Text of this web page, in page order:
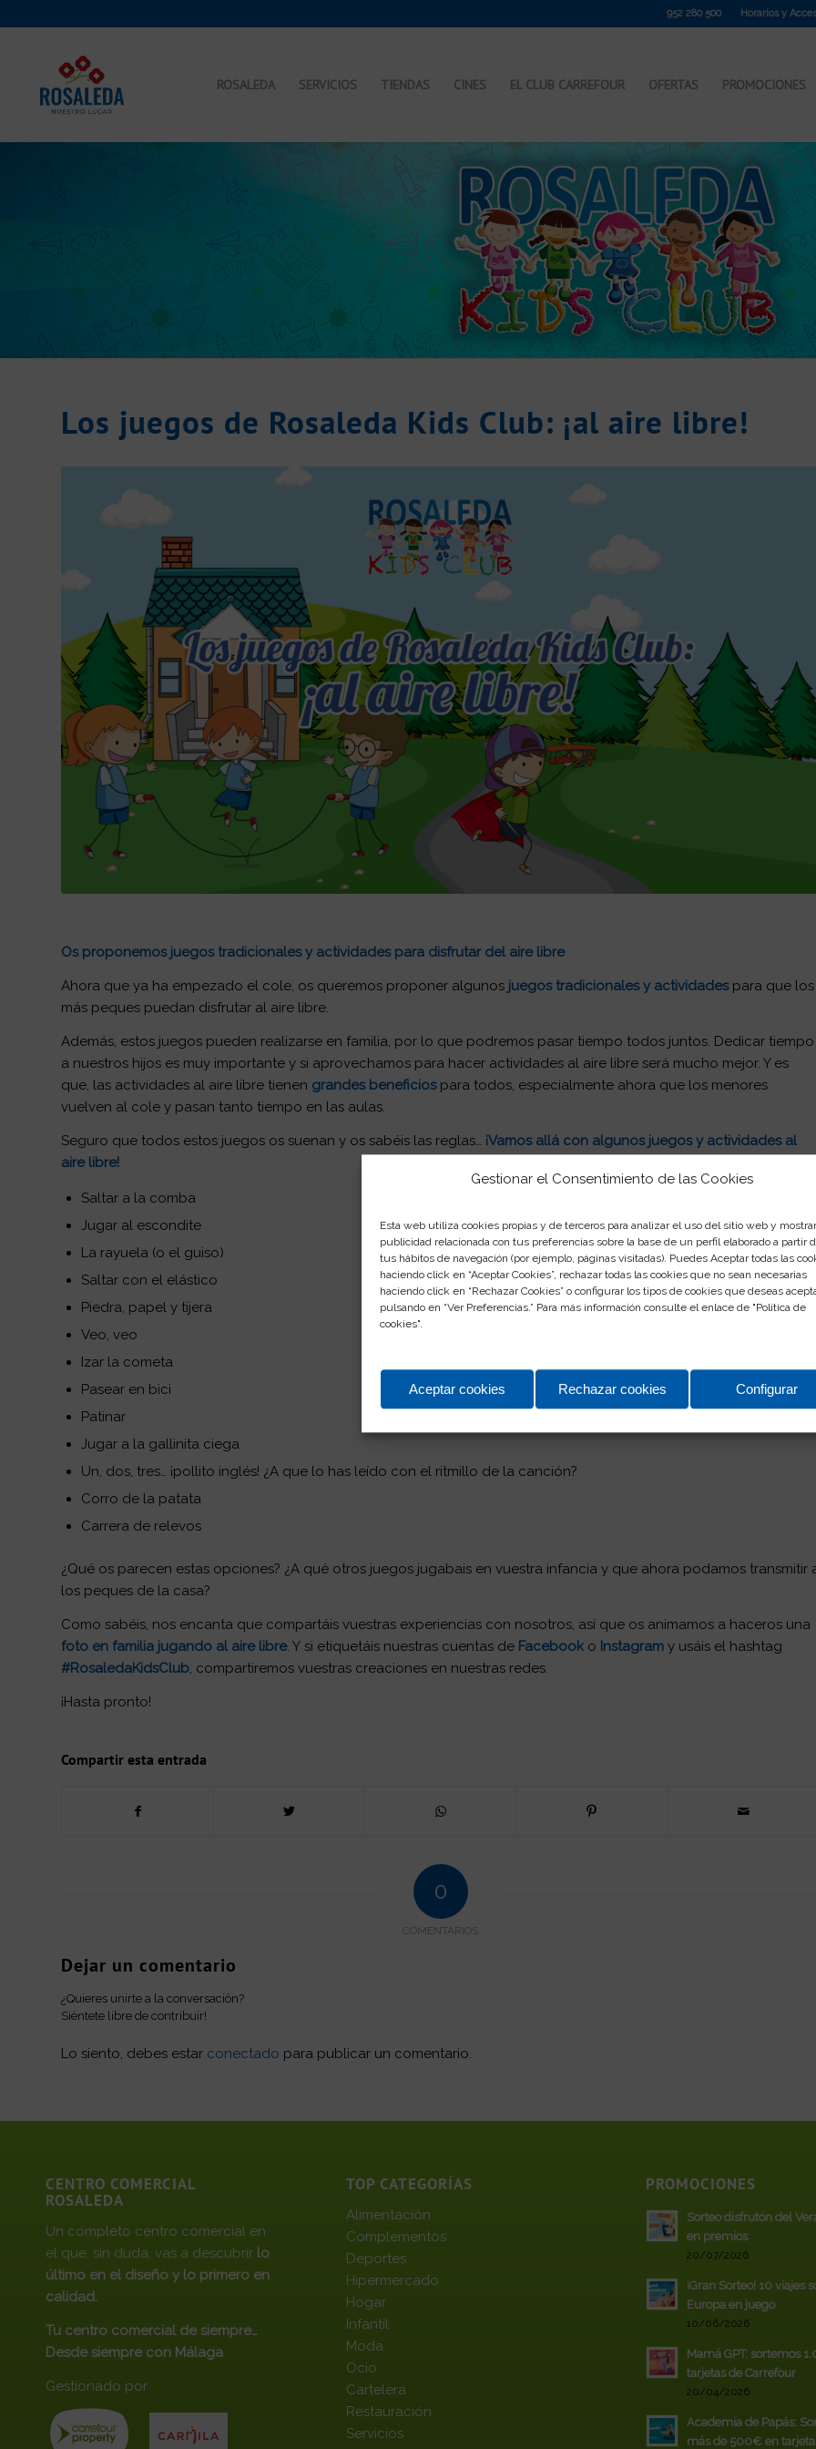
Gestionar el Consentimiento de las Cookies
Esta web utiliza cookies propias y de terceros para analizar el uso del sitio web y
publicidad relacionada con tus preferencias sobre la base de un perfil elaborado a partir
tus hábitos de navegación (por ejemplo, páginas visitadas). Puedes Aceptar todas las
haciendo click en “Aceptar Cookies”, rechazar todas las cookies que no sean necesarias
haciendo click en “Rechazar Cookies” o configurar los tipos de cookies que deseas
pulsando en “Ver Preferencias.” Para más información consulte el enlace de "Política de
cookies".
Aceptar cookies Rechazar cookies Configurar
952 280 500 Horarios y
ROSALEDA SERVICIOS TIENDAS CINES EL CLUB CARREFOUR OFERTAS PROMOCIONES
Los juegos de Rosaleda Kids Club: ¡al aire libre!
Os proponemos juegos tradicionales y actividades para disfrutar del aire libre
Ahora que ya ha empezado el cole, os queremos proponer algunos juegos tradicionales y actividadespara que los
más peques puedan disfrutar al aire libre.
Además, estos juegos pueden realizarse en familia, por lo que podremos pasar tiempo todos juntos. Dedicar tiempo
a nuestros hijos es muy importante y si aprovechamos para hacer actividades al aire libre será mucho mejor. Y es
que, las actividades al aire libre tienen grandes beneficiospara todos, especialmente ahora que los menores
vuelven al cole y pasan tanto tiempo en las aulas.
Seguro que todos estos juegos os suenan y os sabéis las reglas… ¡Vamos allá con algunos juegos y actividades al
aire libre!
Saltar a la comba
Jugar al escondite
La rayuela (o el guiso)
Saltar con el elástico
Piedra, papel y tijera
Veo, veo
Izar la cometa
Pasear en bici
Patinar
Jugar a la gallinita ciega
Un, dos, tres… ¡pollito inglés! ¿A que lo has leído con el ritmillo de la canción?
Corro de la patata
Carrera de relevos
¿Qué os parecen estas opciones? ¿A qué otros juegos jugabais en vuestra infancia y que ahora podamos transmitir
los peques de la casa?
Como sabéis, nos encanta que compartáis vuestras experiencias con nosotros, así que os animamos a haceros una
foto en familia jugando al aire libre. Y si etiquetáis nuestras cuentas de Facebook o Instagram y usáis el hashtag
#RosaledaKidsClub, compartiremos vuestras creaciones en nuestras redes.
¡Hasta pronto!
Compartir esta entrada
0
COMENTARIOS
Dejar un comentario
¿Quieres unirte a la conversación?
Siéntete libre de contribuir!
Lo siento, debes estar conectado para publicar un comentario.
CENTRO COMERCIAL
ROSALEDA
Un completo centro comercial en
el que, sin duda, vas a descubrir lo
último en el diseño y lo primero en
calidad.
Tu centro comercial de siempre…
Desde siempre con Málaga
Gestionado por
TOP CATEGORÍAS
Alimentación
Complementos
Deportes
Hipermercado
Hogar
Infantil
Moda
Ocio
Cartelera
Restauración
Servicios
PROMOCIONES
Sorteo disfrutón del
en premios
20/07/2026
¡Gran Sorteo! 10 viajes
Europa en juego
10/06/2026
Mamá GPT: sortemos
tarjetas de Carrefour
20/04/2026
Academia de Papás:
más de 500€ en